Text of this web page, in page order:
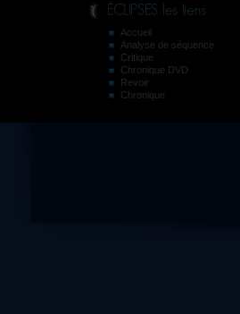
Accueil
Analyse de séquence
Critique
Chronique DVD
Revoir
Chronique